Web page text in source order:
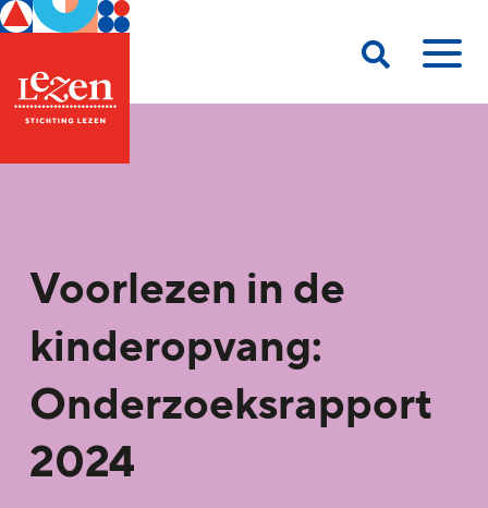
Voorlezen in de
kinderopvang:
Onderzoeksrapport
2024